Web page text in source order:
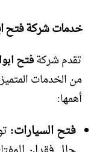
خدمات شركة فتح
تقدم شركةفتح
من الخدمات
أهمها:
فتح السيارات: